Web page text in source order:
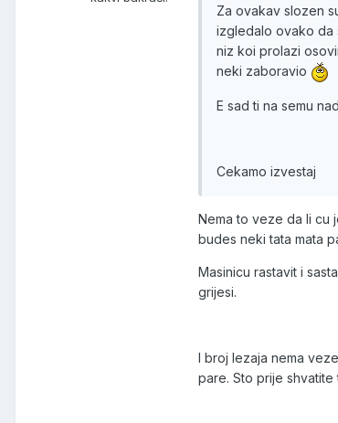
Za ovakav slozen
izgledalo ovako da
niz koi prolazi
neki zaboravio
E sad ti na semu
Cekamo izvestaj
Nema to veze da li cu
budes neki tata mata
Masinicu rastavit i
grijesi.
I broj lezaja nema
pare. Sto prije